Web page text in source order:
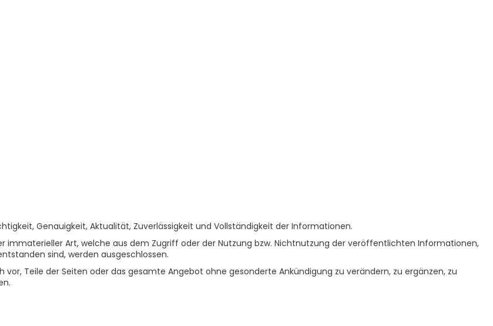
Genauigkeit, Aktualität, Zuverlässigkeit und Vollständigkeit der Informationen.
Art, welche aus dem Zugriff oder der Nutzung bzw. Nichtnutzung der veröffentlichten Informationen,
sind, werden ausgeschlossen.
Teile der Seiten oder das gesamte Angebot ohne gesonderte Ankündigung zu verändern, zu ergänzen, zu